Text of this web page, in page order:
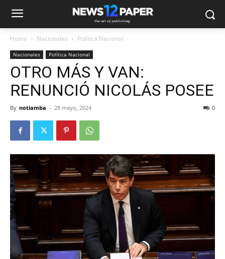
Home Nacionales Política Nacional
Nacionales Política Nacional
OTRO MÁS Y VAN:
RENUNCIÓ NICOLÁS POSEE
By notiamba - 28 mayo, 2024 0